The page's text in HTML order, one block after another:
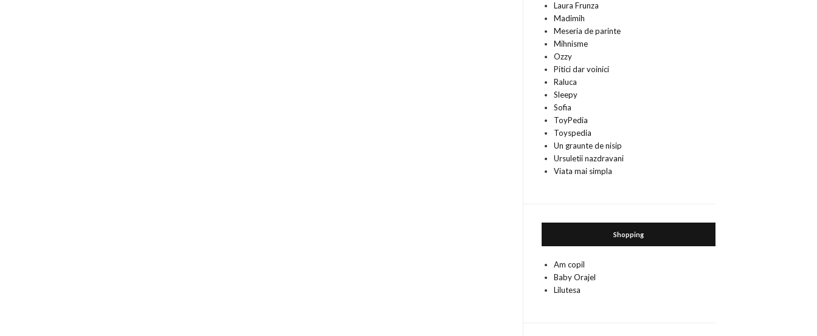
Laura Frunza
Madimih
Meseria de parinte
Mihnisme
Ozzy
Pitici dar voinici
Raluca
Sleepy
Sofia
ToyPedia
Toyspedia
Un graunte de nisip
Ursuletii nazdravani
Viata mai simpla
Shopping
Am copil
Baby Orajel
Lilutesa